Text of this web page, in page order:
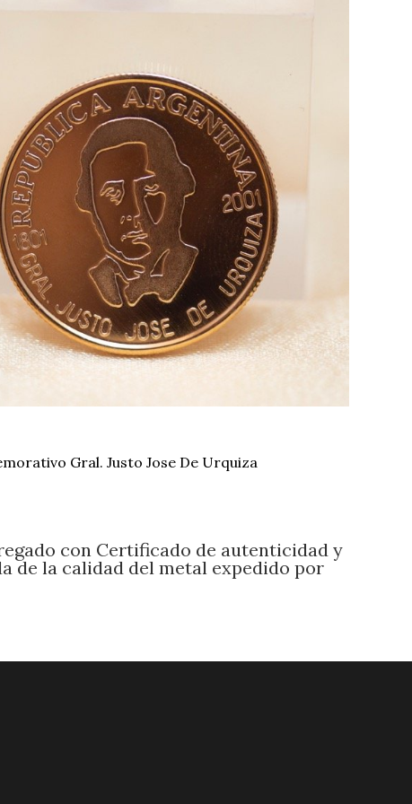
Gral. Justo Jose De Urquiza
con Certificado de autenticidad y
de la calidad del metal expedido por